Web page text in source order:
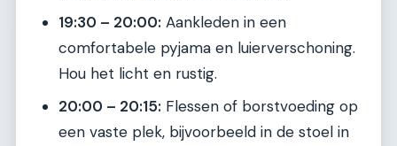
19:30 – 20:00: Aankleden in een
comfortabele pyjama en luierverschoning.
Hou het licht en rustig.
20:00 – 20:15: Flessen of borstvoeding op
een vaste plek, bijvoorbeeld in de stoel in